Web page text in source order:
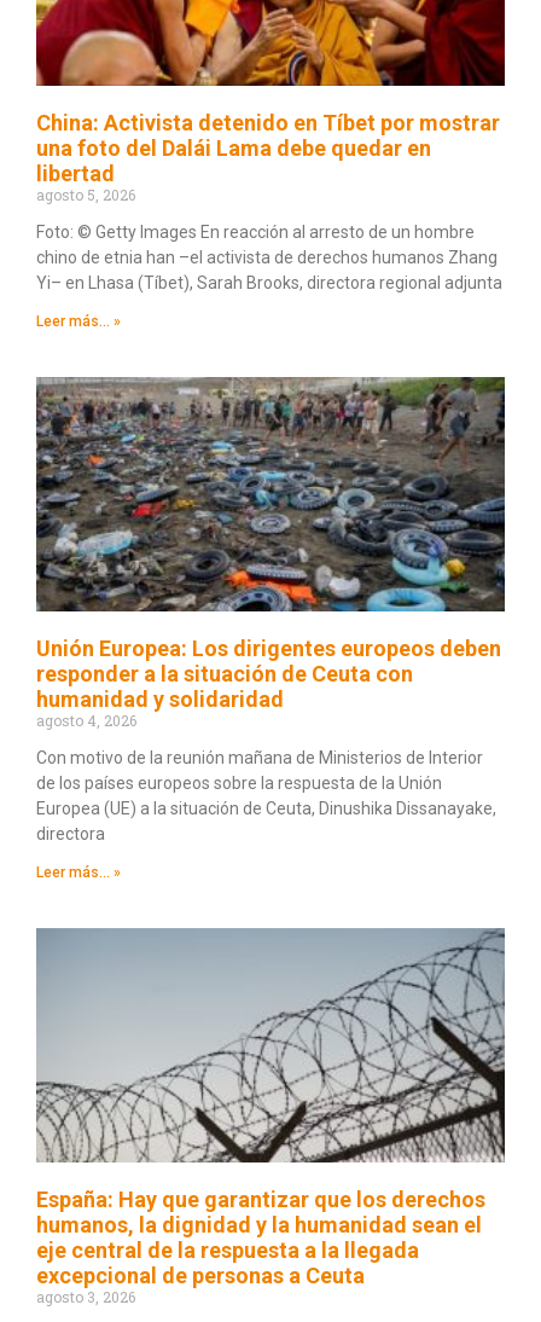
China: Activista detenido en Tíbet por mostrar
una foto del Dalái Lama debe quedar en
libertad
agosto 5, 2026
Foto: © Getty Images En reacción al arresto de un hombre
chino de etnia han –el activista de derechos humanos Zhang
Yi– en Lhasa (Tíbet), Sarah Brooks, directora regional adjunta
Leer más... »
Unión Europea: Los dirigentes europeos deben
responder a la situación de Ceuta con
humanidad y solidaridad
agosto 4, 2026
Con motivo de la reunión mañana de Ministerios de Interior
de los países europeos sobre la respuesta de la Unión
Europea (UE) a la situación de Ceuta, Dinushika Dissanayake,
directora
Leer más... »
España: Hay que garantizar que los derechos
humanos, la dignidad y la humanidad sean el
eje central de la respuesta a la llegada
excepcional de personas a Ceuta
agosto 3, 2026